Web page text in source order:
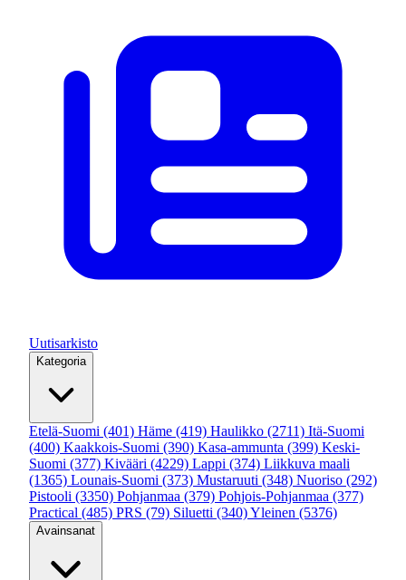
Uutisarkisto
Kategoria
Etelä-Suomi (401) Häme (419) Haulikko (2711) Itä-Suomi
(400) Kaakkois-Suomi (390) Kasa-ammunta (399) Keski-
Suomi (377) Kivääri (4229) Lappi (374) Liikkuva maali
(1365) Lounais-Suomi (373) Mustaruuti (348) Nuoriso (292)
Pistooli (3350) Pohjanmaa (379) Pohjois-Pohjanmaa (377)
Practical (485) PRS (79) Siluetti (340)Yleinen (5376)
Avainsanat